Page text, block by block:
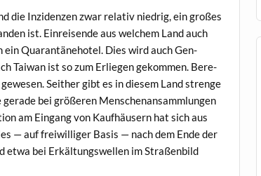
die Inzi­den­zen zwar rel­a­tiv niedrig, ein großes
ist. Ein­reisende aus welchem Land auch
ein Quar­an­täne­ho­tel. Dies wird auch Gen­
Tai­wan ist so zum Erliegen gekom­men. Bere­
Sei­ther gibt es in diesem Land strenge
bei größeren Men­schenansamm­lun­gen
am Ein­gang von Kaufhäusern hat sich aus
— auf frei­williger Basis — nach dem Ende der
etwa bei Erkäl­tungswellen im Straßen­bild